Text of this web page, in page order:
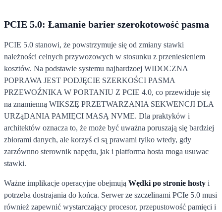
PCIE 5.0: Łamanie barier szerokotowość pasma
PCIE 5.0 stanowi, że powstrzymuje się od zmiany stawki
należności celnych przywozowych w stosunku z przeniesieniem
kosztów. Na podstawie systemu najbardzoej WIDOCZNA
POPRAWA JEST PODJĘCIE SZERKOŚCI PASMA
PRZEWOŹNIKA W PORTANIU Z PCIE 4.0, co przewiduje się
na znamienną WIKSZĘ PRZETWARZANIA SEKWENCJI DLA
URZąDANIA PAMIĘCI MASĄ NVME. Dla praktyków i
architektów oznacza to, że może być uważna poruszają się bardziej
zbiorami danych, ale korzyś ci są prawami tylko wtedy, gdy
zarzównno sterownik napędu, jak i platforma hosta moga usuwac
stawki.
Ważne implikacje operacyjne obejmują Wędki po stronie hosty i
potrzeba dostrajania do końca. Serwer ze szczelinami PCIe 5.0 musi
również zapewnić wystarczający procesor, przepustowość pamięci i